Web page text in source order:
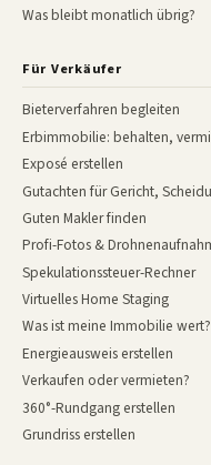
Was bleibt monatlich übrig?
Für Verkäufer
Bieterverfahren begleiten
Erbimmobilie: behalten,
Exposé erstellen
Gutachten für Gericht,
Guten Makler finden
Profi-Fotos &
Spekulationssteuer-Rechner
Virtuelles Home Staging
Was ist meine Immobilie wert?
Energieausweis erstellen
Verkaufen oder vermieten?
360°-Rundgang erstellen
Grundriss erstellen